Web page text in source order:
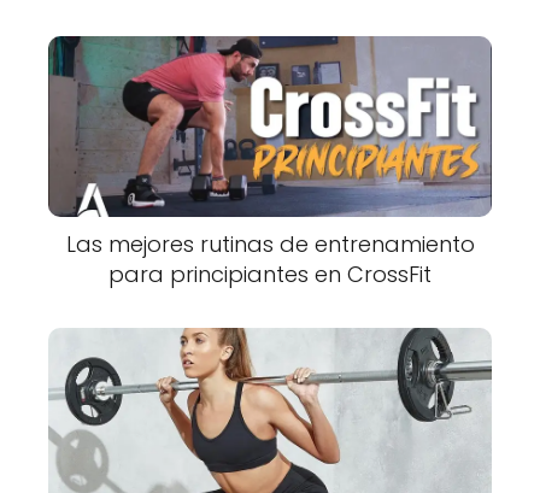
Las mejores rutinas de entrenamiento
para principiantes en CrossFit